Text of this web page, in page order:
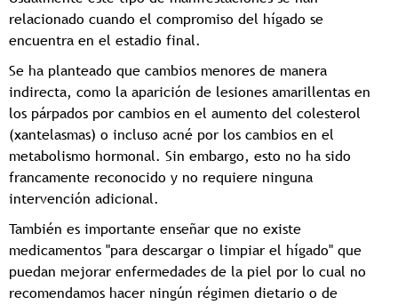
relacionado cuando el compromiso del hígado se
encuentra en el estadio final.
Se ha planteado que cambios menores de manera
indirecta, como la aparición de lesiones amarillentas en
los párpados por cambios en el aumento del colesterol
(xantelasmas) o incluso acné por los cambios en el
metabolismo hormonal. Sin embargo, esto no ha sido
francamente reconocido y no requiere ninguna
intervención adicional.
También es importante enseñar que no existe
medicamentos "para descargar o limpiar el hígado" que
puedan mejorar enfermedades de la piel por lo cual no
recomendamos hacer ningún régimen dietario o de